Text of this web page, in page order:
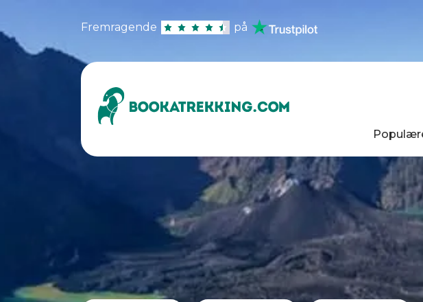
Fremragende på